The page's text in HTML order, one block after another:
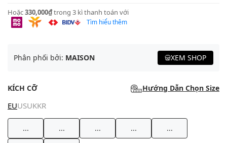
Hoặc330,000₫trong 3 kì thanh toán với
Tìm hiểu thêm
Phân phối bởi: MAISON XEM SHOP
KÍCH CỠ Hướng Dẫn Chọn Size
EUUSUKKR
... ... ... ... ...